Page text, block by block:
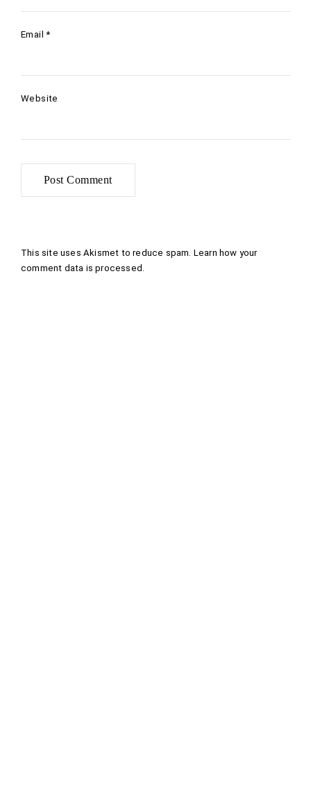
Email*
Website
This site uses Akismet to reduce spam. Learn how your
comment data is processed .